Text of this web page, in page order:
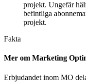
projekt. Ungefär
befintliga
projekt.
Fakta
Mer om Marketing
Erbjudandet inom MO